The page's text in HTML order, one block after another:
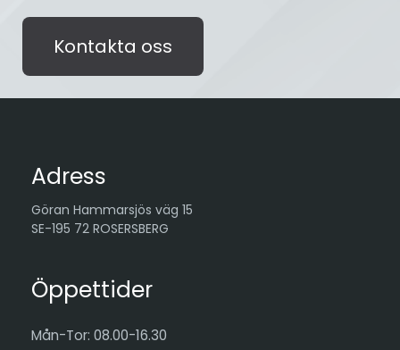
Kontakta oss
Adress
Göran Hammarsjös väg 15
SE-195 72 ROSERSBERG
Öppettider
Mån-Tor: 08.00-16.30